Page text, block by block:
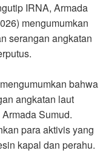
IRNA, Armada
mengumumkan
serangan angkatan
.
bahwa
angkatan laut
Sumud.
para aktivis yang
kapal dan perahu.